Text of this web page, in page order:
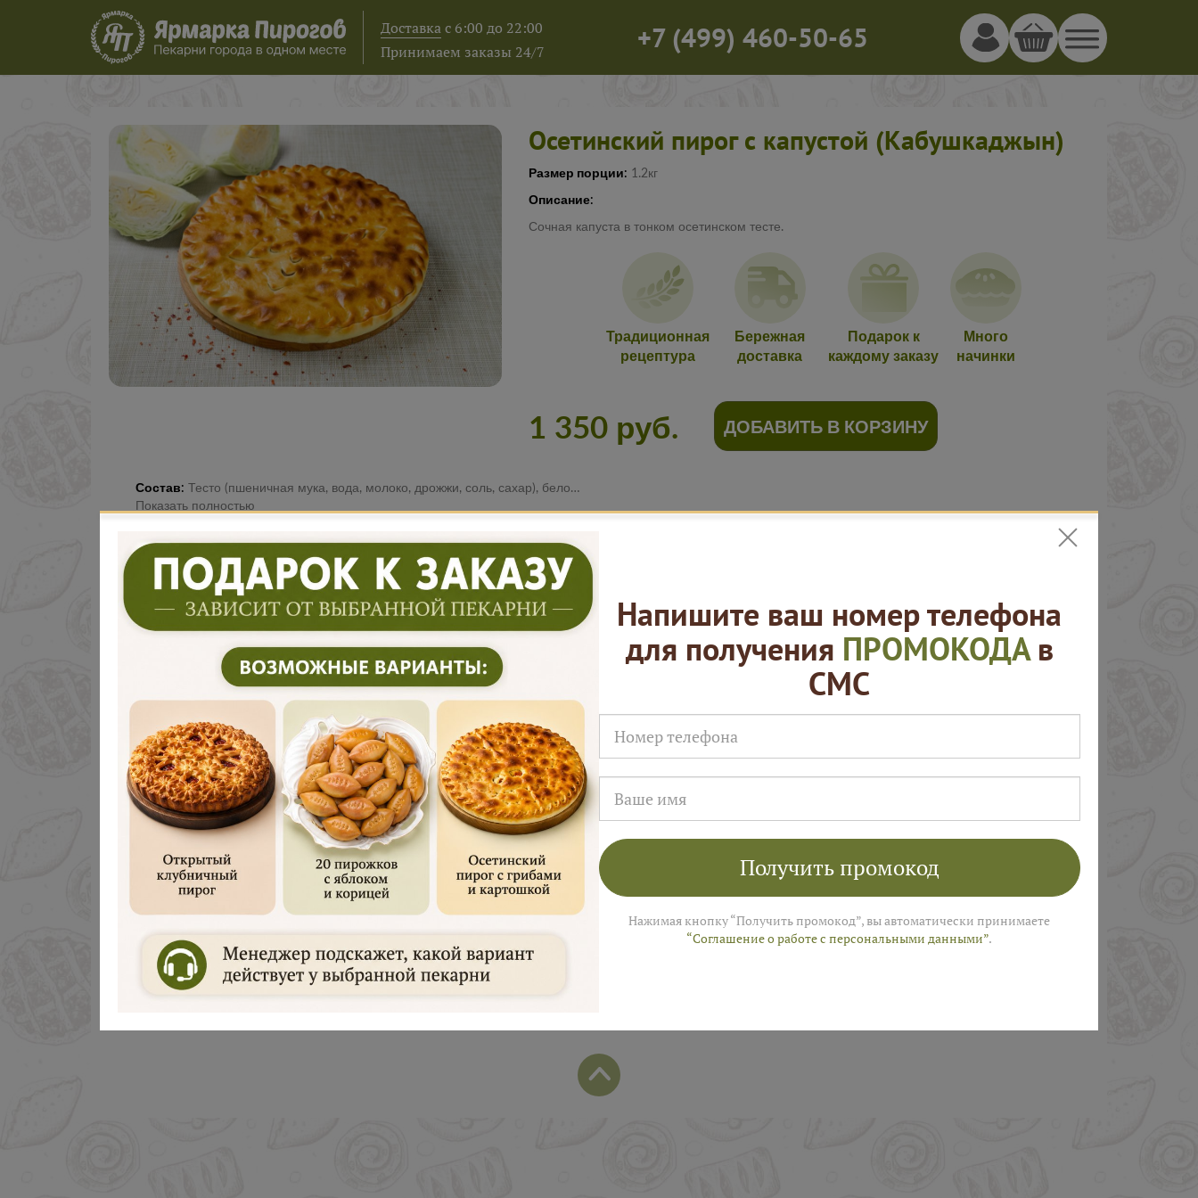
Доставкас 6:00 до 22:00
Принимаем заказы 24/7
+7(499) 460-50-65
Осетинский пирог с капустой (Кабушкаджын)
Размер порции: 1.2кг
Описание:
Сочная капуста в тонком осетинском тесте.
Традиционная
рецептура
Бережная
доставка
Подарок к
каждому заказу
Много
начинки
1 350 руб. ДОБАВИТЬ В КОРЗИНУ
Состав: Тесто (пшеничная мука, вода, молоко, дрожжи, соль, сахар), белокочанная капуста, соль, черный перец.
Показать полностью
Нам доверяют
Русские Пироги это
Дарим 500 рублей на заказ в августе!
Введите ваш номер телефона и мы пришлем промокод для подарка в смс
ПОЛУЧИТЬ
Популярные позиции
Напишите ваш номер телефона
для получения ПРОМОКОДАв
СМС
Получить промокод
Нажимая кнопку “Получить промокод”, вы автоматически принимаете
“Соглашение о работе с персональными данными”.